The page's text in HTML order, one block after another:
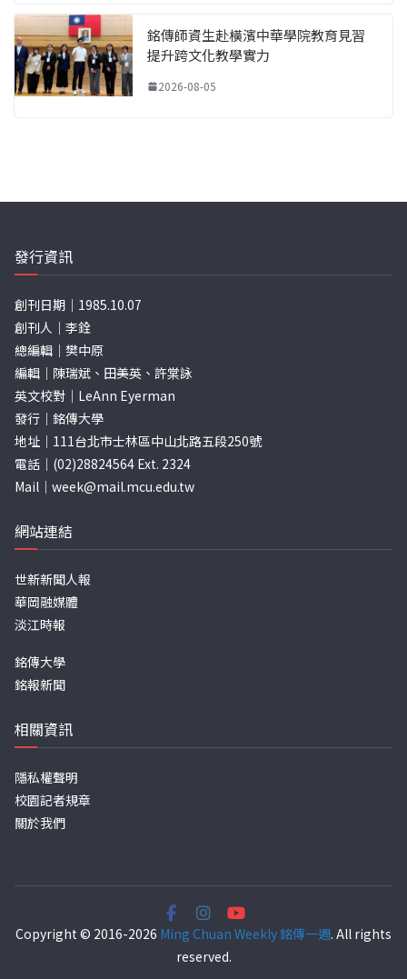
銘傳師資生赴橫濱中華學院教育見習
提升跨文化教學實力
2026-08-05
發行資訊
創刊日期｜1985.10.07
創刊人｜李銓
總編輯｜樊中原
編輯｜陳瑞斌、田美英、許棠詠
英文校對｜LeAnn Eyerman
發行｜銘傳大學
地址｜111台北市士林區中山北路五段250號
電話｜(02)28824564 Ext. 2324
Mail｜ week@mail.mcu.edu.tw
網站連結
世新新聞人報
華岡融媒體
淡江時報
銘傳大學
銘報新聞
相關資訊
隱私權聲明
校園記者規章
關於我們
Copyright © 2016-2026 Ming Chuan Weekly 銘傳一週. All rights
reserved.